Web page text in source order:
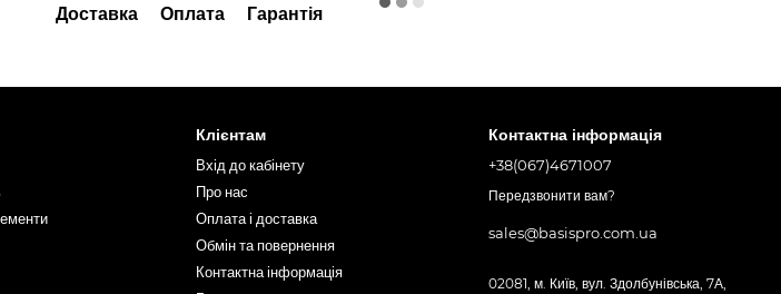
Доставка Оплата Гарантія
Клієнтам
Вхід до кабінету
Про нас
Оплата і доставка
Обмін та повернення
Контактна інформація
Контактна інформація
+38(067)4671007
Передзвонити вам?
sales@basispro.com.ua
02081, м. Київ, вул. Здолбунівська, 7А,